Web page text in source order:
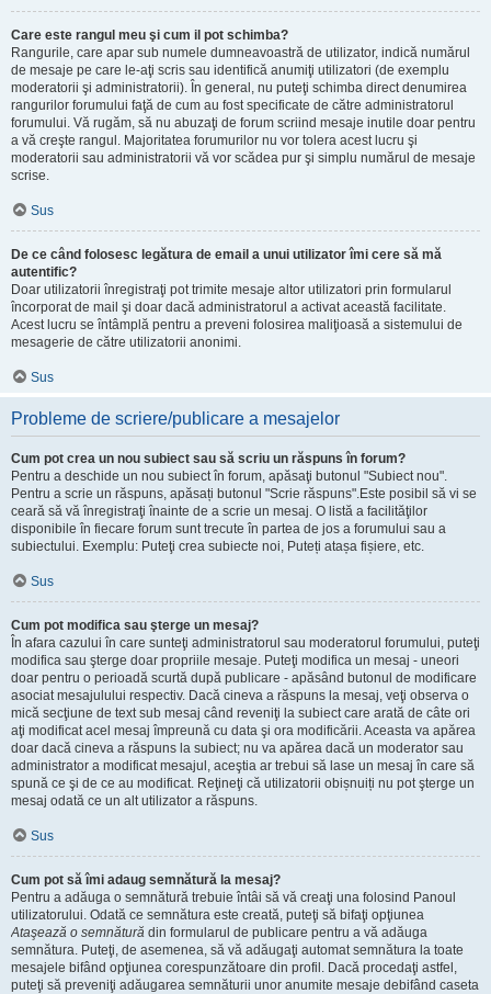
Care este rangul meu şi cum il pot schimba?
Rangurile, care apar sub numele dumneavoastră de utilizator, indică numărul
de mesaje pe care le-aţi scris sau identifică anumiţi utilizatori (de exemplu
moderatorii şi administratorii). În general, nu puteţi schimba direct denumirea
rangurilor forumului faţă de cum au fost specificate de către administratorul
forumului. Vă rugăm, să nu abuzaţi de forum scriind mesaje inutile doar pentru
a vă creşte rangul. Majoritatea forumurilor nu vor tolera acest lucru şi
moderatorii sau administratorii vă vor scădea pur şi simplu numărul de mesaje
scrise.
Sus
De ce când folosesc legătura de email a unui utilizator îmi cere să mă
autentific?
Doar utilizatorii înregistraţi pot trimite mesaje altor utilizatori prin formularul
încorporat de mail şi doar dacă administratorul a activat această facilitate.
Acest lucru se întâmplă pentru a preveni folosirea maliţioasă a sistemului de
mesagerie de către utilizatorii anonimi.
Sus
Probleme de scriere/publicare a mesajelor
Cum pot crea un nou subiect sau să scriu un răspuns în forum?
Pentru a deschide un nou subiect în forum, apăsaţi butonul "Subiect nou".
Pentru a scrie un răspuns, apăsați butonul "Scrie răspuns".Este posibil să vi se
ceară să vă înregistraţi înainte de a scrie un mesaj. O listă a facilităţilor
disponibile în fiecare forum sunt trecute în partea de jos a forumului sau a
subiectului. Exemplu: Puteţi crea subiecte noi, Puteți atașa fișiere, etc.
Sus
Cum pot modifica sau şterge un mesaj?
În afara cazului în care sunteţi administratorul sau moderatorul forumului, puteţi
modifica sau şterge doar propriile mesaje. Puteţi modifica un mesaj - uneori
doar pentru o perioadă scurtă după publicare - apăsând butonul de modificare
asociat mesajulului respectiv. Dacă cineva a răspuns la mesaj, veţi observa o
mică secţiune de text sub mesaj când reveniţi la subiect care arată de câte ori
aţi modificat acel mesaj împreună cu data şi ora modificării. Aceasta va apărea
doar dacă cineva a răspuns la subiect; nu va apărea dacă un moderator sau
administrator a modificat mesajul, aceştia ar trebui să lase un mesaj în care să
spună ce şi de ce au modificat. Reţineţi că utilizatorii obișnuiți nu pot şterge un
mesaj odată ce un alt utilizator a răspuns.
Sus
Cum pot să îmi adaug semnătură la mesaj?
Pentru a adăuga o semnătură trebuie întâi să vă creaţi una folosind Panoul
utilizatorului. Odată ce semnătura este creată, puteţi să bifaţi opţiunea
Ataşează o semnătură din formularul de publicare pentru a vă adăuga
semnătura. Puteţi, de asemenea, să vă adăugaţi automat semnătura la toate
mesajele bifând opţiunea corespunzătoare din profil. Dacă procedaţi astfel,
puteţi să preveniţi adăugarea semnăturii unor anumite mesaje debifând caseta